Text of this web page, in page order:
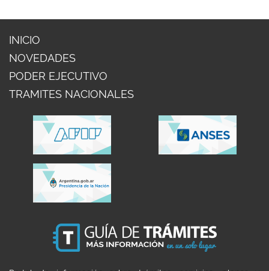
INICIO
NOVEDADES
PODER EJECUTIVO
TRAMITES NACIONALES